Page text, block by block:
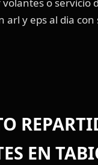
arl y eps al dia
EN